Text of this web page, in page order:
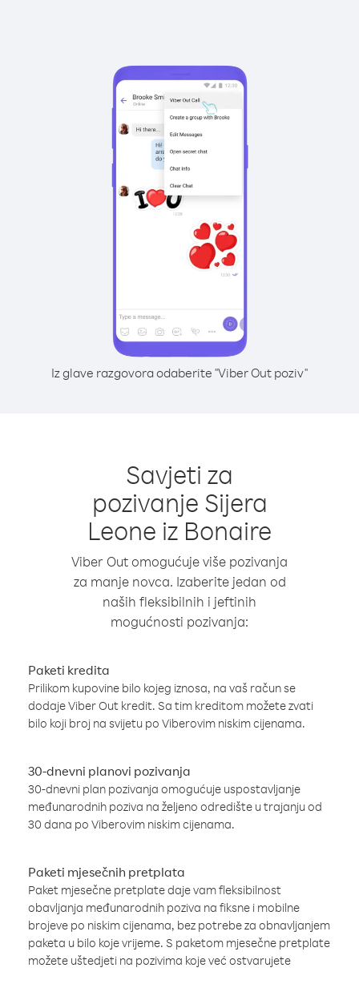
Iz glave razgovora odaberite "Viber Out poziv"
Savjeti za
pozivanje Sijera
Leone iz Bonaire
Viber Out omogućuje više pozivanja
za manje novca. Izaberite jedan od
naših fleksibilnih i jeftinih
mogućnosti pozivanja:
Paketi kredita
Prilikom kupovine bilo kojeg iznosa, na vaš račun se
dodaje Viber Out kredit. Sa tim kreditom možete zvati
bilo koji broj na svijetu po Viberovim niskim cijenama.
30-dnevni planovi pozivanja
30-dnevni plan pozivanja omogućuje uspostavljanje
međunarodnih poziva na željeno odredište u trajanju od
30 dana po Viberovim niskim cijenama.
Paketi mjesečnih pretplata
Paket mjesečne pretplate daje vam fleksibilnost
obavljanja međunarodnih poziva na fiksne i mobilne
brojeve po niskim cijenama, bez potrebe za obnavljanjem
paketa u bilo koje vrijeme. S paketom mjesečne pretplate
možete uštedjeti na pozivima koje već ostvarujete